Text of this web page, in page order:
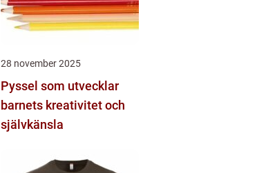
28 november 2025
Pyssel som utvecklar
barnets kreativitet och
självkänsla